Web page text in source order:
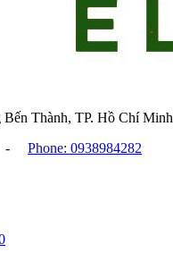
Thành, TP. Hồ Chí Minh
-
Phone: 0938984282